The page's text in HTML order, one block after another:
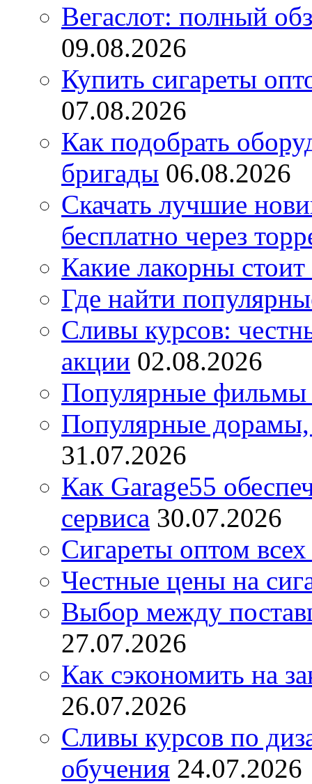
Вегаслот: полный
09.08.2026
Купить сигареты
07.08.2026
Как подобрать
бригады 06.08.2026
Скачать лучшие
бесплатно через
Какие лакорны стоит
Где найти
Сливы курсов:
акции 02.08.2026
Популярные фильмы
Популярные дорамы,
31.07.2026
Как Garage55
сервиса 30.07.2026
Сигареты оптом
Честные цены на
Выбор между
27.07.2026
Как сэкономить на
26.07.2026
Сливы курсов по
обучения 24.07.2026